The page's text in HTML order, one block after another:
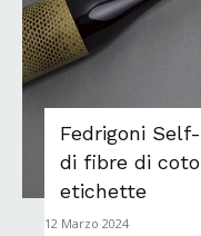
Fedrigoni
di fibre di
etichette
12 Marzo 2024